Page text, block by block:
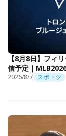
【8月8日】フィ
信予定｜
2026/8/7 スポーツ